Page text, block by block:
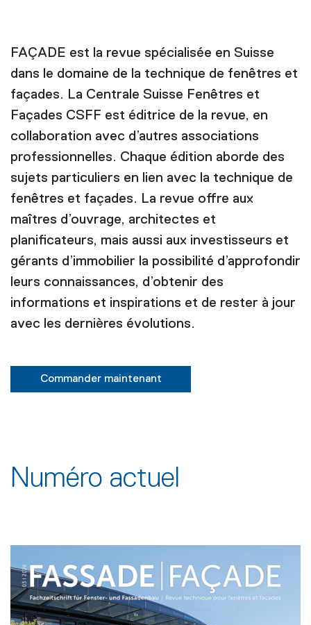
FAÇADE est la revue spécialisée en Suisse
dans le domaine de la technique de fenêtres et
façades. La Centrale Suisse Fenêtres et
Façades CSFF est éditrice de la revue, en
collaboration avec d’autres associations
professionnelles. Chaque édition aborde des
sujets particuliers en lien avec la technique de
fenêtres et façades. La revue offre aux
maîtres d’ouvrage, architectes et
planificateurs, mais aussi aux investisseurs et
gérants d’immobilier la possibilité d’approfondir
leurs connaissances, d’obtenir des
informations et inspirations et de rester à jour
avec les dernières évolutions.
Commander maintenant
Numéro actuel